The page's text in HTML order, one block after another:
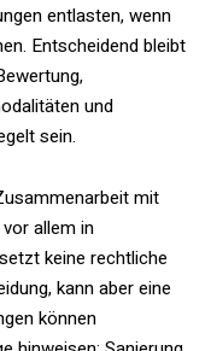
entlasten, wenn
Entscheidend bleibt
und
sein.
mit
allem in
keine rechtliche
kann aber eine
können